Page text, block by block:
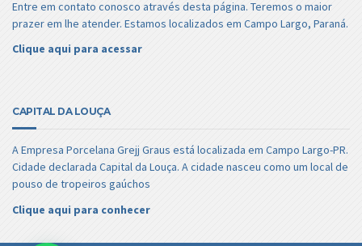
Entre em contato conosco através desta página. Teremos o maior
prazer em lhe atender. Estamos localizados em Campo Largo, Paraná.
Clique aqui para acessar
CAPITAL DA LOUÇA
A Empresa Porcelana Grejj Graus está localizada em Campo Largo-PR.
Cidade declarada Capital da Louça. A cidade nasceu como um local de
pouso de tropeiros gaúchos
Clique aqui para conhecer